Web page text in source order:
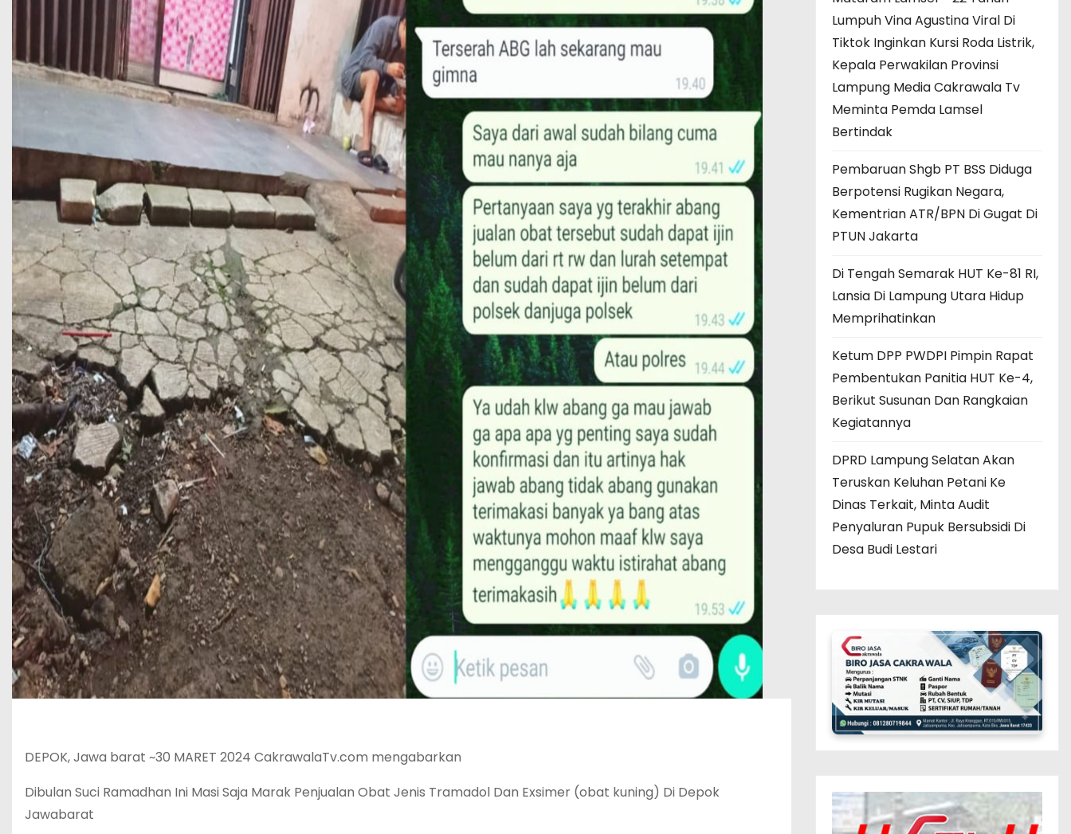
DEPOK, Jawa barat ~30 MARET 2024 CakrawalaTv.com mengabarkan
Dibulan Suci Ramadhan Ini Masi Saja Marak Penjualan Obat Jenis Tramadol Dan Exsimer (obat kuning) Di Depok
Jawabarat
Lumpuh Vina Agustina Viral Di
Tiktok Inginkan Kursi Roda Listrik,
Kepala Perwakilan Provinsi
Lampung Media Cakrawala Tv
Meminta Pemda Lamsel
Bertindak
Pembaruan Shgb PT BSS Diduga
Berpotensi Rugikan Negara,
Kementrian ATR/BPN Di Gugat Di
PTUN Jakarta
Di Tengah Semarak HUT Ke-81 RI,
Lansia Di Lampung Utara Hidup
Memprihatinkan
Ketum DPP PWDPI Pimpin Rapat
Pembentukan Panitia HUT Ke-4,
Berikut Susunan Dan Rangkaian
Kegiatannya
DPRD Lampung Selatan Akan
Teruskan Keluhan Petani Ke
Dinas Terkait, Minta Audit
Penyaluran Pupuk Bersubsidi Di
Desa Budi Lestari